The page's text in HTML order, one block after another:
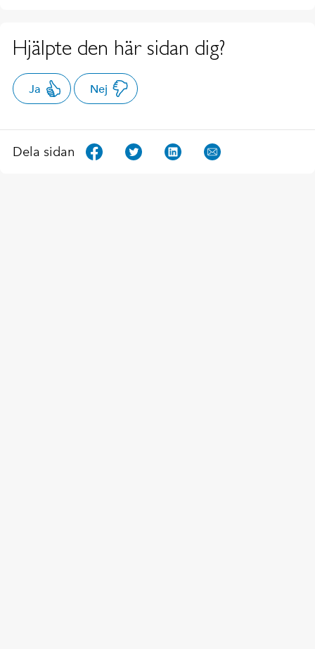
Hjälpte den här sidan dig?
Ja Nej
Dela sidan